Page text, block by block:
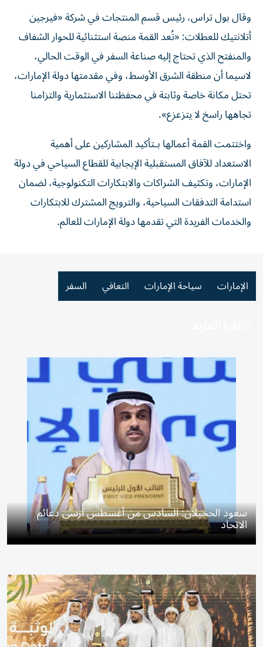
وقال بول تراس، رئيس قسم المنتجات في شركة «فيرجين
أتلانتيك للعطلات: «تُعد القمة منصة استثنائية للحوار الشفاف
والمنفتح الذي تحتاج إليه صناعة السفر في الوقت الحالي،
لاسيما أن منطقة الشرق الأوسط، وفي مقدمتها دولة الإمارات،
تحتل مكانة خاصة وثابتة في محفظتنا الاستثمارية والتزامنا
تجاهها راسخ لا يتزعزع».
واختتمت القمة أعمالها بـتأكيد المشاركين على أهمية
الاستعداد للآفاق المستقبلية الإيجابية للقطاع السياحي في دولة
الإمارات، وتكثيف الشراكات والابتكارات التكنولوجية، لضمان
استدامة التدفقات السياحية، والترويج المشترك للابتكارات
والخدمات الفريدة التي تقدمها دولة الإمارات للعالم.
الإمارات سياحة الإمارات التعافي السفر
سعود الحجيلان: السادس من أغسطس أرسى دعائم
الاتحاد